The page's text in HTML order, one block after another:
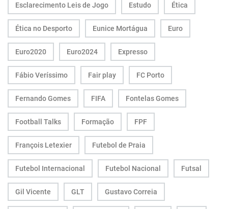
Esclarecimento Leis de Jogo Estudo Ética
Ética no Desporto Eunice Mortágua Euro
Euro2020 Euro2024 Expresso
Fábio Veríssimo Fair play FC Porto
Fernando Gomes FIFA Fontelas Gomes
Football Talks Formação FPF
François Letexier Futebol de Praia
Futebol Internacional Futebol Nacional Futsal
Gil Vicente GLT Gustavo Correia